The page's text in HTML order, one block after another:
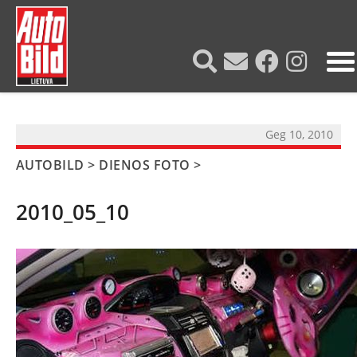
NAUJIENOS
TESTAI
Geg 10, 2010
AUTOBILD > DIENOS FOTO >
2010_05_10